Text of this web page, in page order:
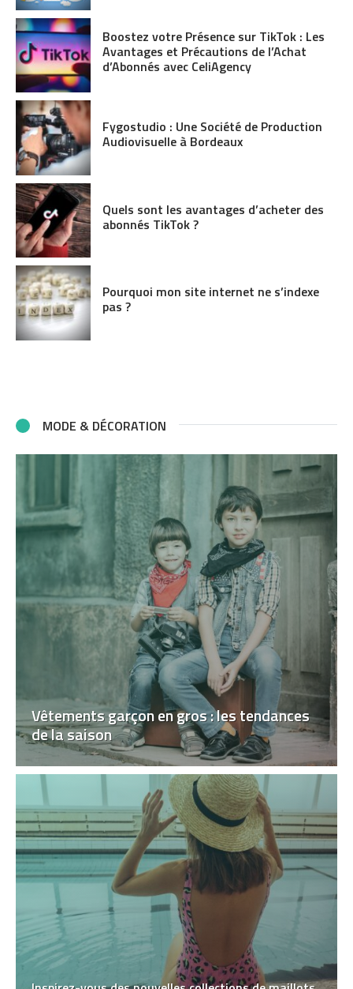
Boostez votre Présence sur TikTok : Les
Avantages et Précautions de l’Achat
d’Abonnés avec CeliAgency
Fygostudio : Une Société de Production
Audiovisuelle à Bordeaux
Quels sont les avantages d’acheter des
abonnés TikTok ?
Pourquoi mon site internet ne s’indexe
pas ?
MODE & DÉCORATION
Vêtements garçon en gros : les tendances
de la saison